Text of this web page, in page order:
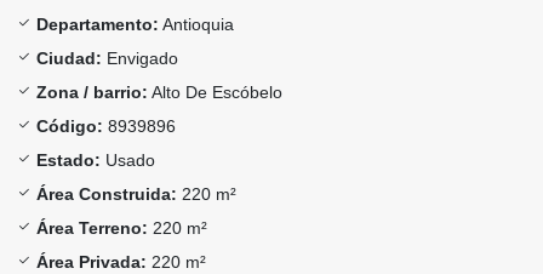
Departamento: Antioquia
Ciudad: Envigado
Zona / barrio: Alto De Escóbelo
Código: 8939896
Estado: Usado
Área Construida: 220 m²
Área Terreno: 220 m²
Área Privada: 220 m²